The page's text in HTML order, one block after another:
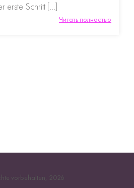
erste Schritt […]
Читать полностью
vorbehalten, 2026